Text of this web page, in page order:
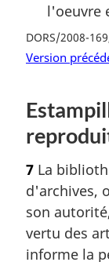
l'oeuvre
DORS/2008-
Version
7 La
d'archives,
son
vertu des
informe la